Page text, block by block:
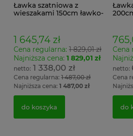
Ławka szatniowa z
wieszakami 150cm ławko-
1 645,74 zł
Cena regularna: 1 829,01 zł
Najniższa cena: 1 829,01 zł
1 338,00 zł
Cena regularna: 1 487,00 zł
Najniższa cena: 1 487,00 zł
do koszyka
Cena
Cena
do